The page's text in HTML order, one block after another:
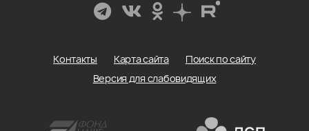
Контакты Карта сайта
Поиск по сайту
Версия для слабовидящих